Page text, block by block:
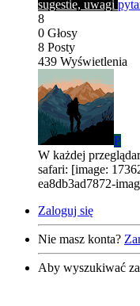
sugestie, uwagi
8
0 Głosy
8 Posty
439 Wyświetlenia
P
W każdej
safari: [image:
ea8db3ad7872-
Zaloguj się
Nie masz konta?
Aby wyszukiwać